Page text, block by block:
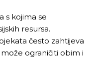
što ste
Redakcija
što ste
Redakcija
s kojima se
resursa.
često zahtijeva
ograničiti obim i